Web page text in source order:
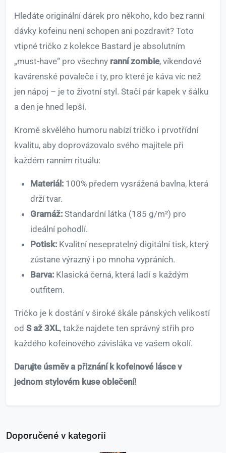
Hledáte originální dárek pro někoho, kdo bez ranní
dávky kofeinu není schopen ani pozdravit? Toto
vtipné tričko z kolekce Bastard je absolutním
„must-have“ pro všechny ranní zombie, víkendové
kavárenské povaleče i ty, pro které je káva víc než
jen nápoj – je to životní styl. Stačí pár kapek v šálku
a den je hned lepší.
Kromě skvělého humoru nabízí tričko i prvotřídní
kvalitu, aby doprovázovalo svého majitele při
každém ranním rituálu:
Materiál: 100% předem vysrážená bavlna, která
drží tvar.
Gramáž: Standardní látka (185 g/m²) pro
ideální pohodlí.
Potisk: Kvalitní nesepratelný digitální tisk, který
zůstane výrazný i po mnoha vypráních.
Barva: Klasická černá, která ladí s každým
outfitem.
Tričko je k dostání v široké škále pánských velikostí
od S až 3XL, takže najdete ten správný střih pro
každého kofeinového závisláka ve vašem okolí.
Darujte úsměv a přiznání k kofeinové lásce v
jednom stylovém kuse oblečení!
Doporučené v kategorii